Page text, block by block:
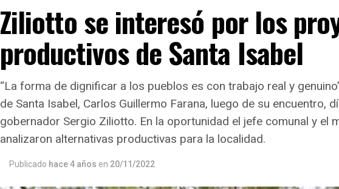
Ziliotto se interesó por los
productivos de Santa Isabel
“La forma de dignificar a los pueblos es con trabajo real y
de Santa Isabel, Carlos Guillermo Farana, luego de su encuentro,
gobernador Sergio Ziliotto. En la oportunidad el jefe comunal y el
analizaron alternativas productivas para la localidad.
Publicado hace 4 años en 20/11/2022